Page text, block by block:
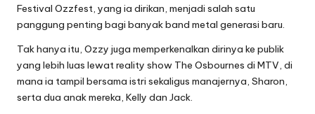
Festival Ozzfest, yang ia dirikan, menjadi salah satu
panggung penting bagi banyak band metal generasi baru.
Tak hanya itu, Ozzy juga memperkenalkan dirinya ke publik
yang lebih luas lewat reality show The Osbournes di MTV, di
mana ia tampil bersama istri sekaligus manajernya, Sharon,
serta dua anak mereka, Kelly dan Jack.